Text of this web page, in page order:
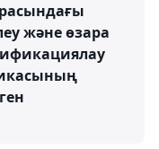
және өзара